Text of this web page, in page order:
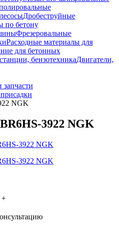
Дробеструйные
по бетону
Фрезеровальные
Расходные материалы для
для бетонных
бензотехникаДвигатели,
NGK
3922 NGK
+